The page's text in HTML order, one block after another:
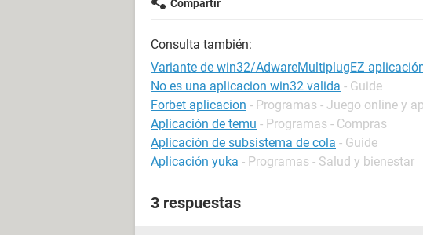
Compartir
Consulta también:
Variante de win32/AdwareMultiplugEZ
No es una aplicacion win32 valida - Guide
Forbet aplicacion - Programas - Juego online y
Aplicación de temu - Programas - Compras
Aplicación de subsistema de cola - Guide
Aplicación yuka - Programas - Salud y bienestar
3 respuestas